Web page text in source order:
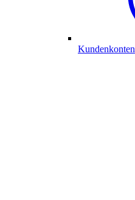
Kundenkonten